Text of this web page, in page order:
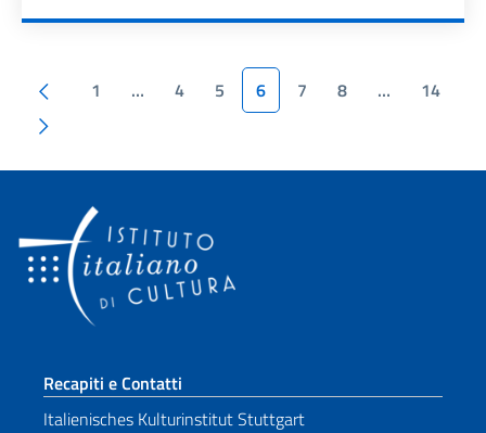
Paginazione
Pagina precedente
1 … 4 5 6 7 8 …
14
Sezione footer
Recapiti e Contatti
Italienisches Kulturinstitut Stuttgart